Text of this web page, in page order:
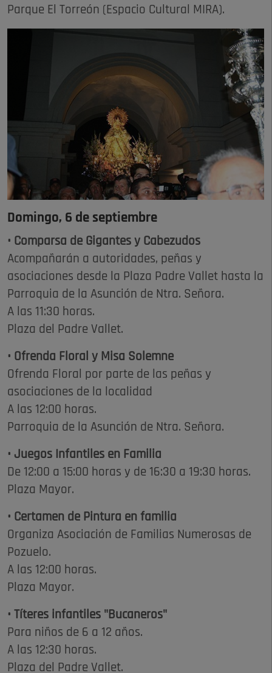
Parque El Torreón (Espacio Cultural MIRA).
Domingo, 6 de septiembre
• Comparsa de Gigantes y Cabezudos
Acompañarán a autoridades, peñas y
asociaciones desde la Plaza Padre Vallet hasta la
Parroquia de la Asunción de Ntra. Señora.
A las 11:30 horas.
Plaza del Padre Vallet.
• Ofrenda Floral y Misa Solemne
Ofrenda Floral por parte de las peñas y
asociaciones de la localidad
A las 12:00 horas.
Parroquia de la Asunción de Ntra. Señora.
• Juegos Infantiles en Familia
De 12:00 a 15:00 horas y de 16:30 a 19:30 horas.
Plaza Mayor.
• Certamen de Pintura en familia
Organiza Asociación de Familias Numerosas de
Pozuelo.
A las 12:00 horas.
Plaza Mayor.
• Títeres infantiles "Bucaneros"
Para niños de 6 a 12 años.
A las 12:30 horas.
Plaza del Padre Vallet.